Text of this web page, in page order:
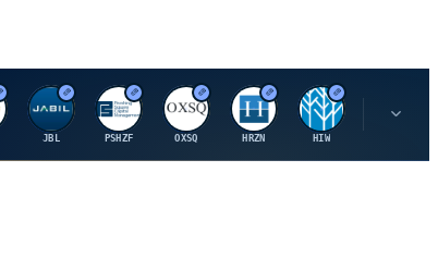
J
JBL
P
PSHZF
O
OXSQ
H
HRZN
H
HIW
U